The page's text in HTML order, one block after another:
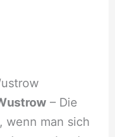
– Die
wenn man sich